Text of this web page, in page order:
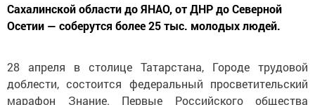
Сахалинской области до ЯНАО, от ДНР до Северной
Осетии — соберутся более 25 тыс. молодых людей.
28 апреля в столице Татарстана, Городе трудовой
доблести, состоится федеральный просветительский
марафон Знание. Первые Российского общества